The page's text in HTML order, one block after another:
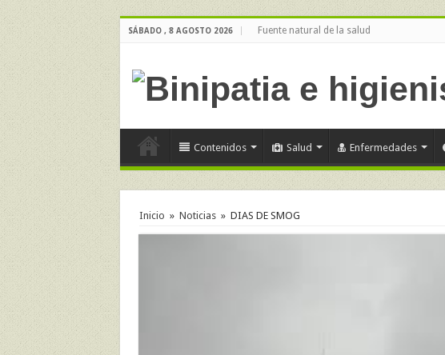
SÁBADO , 8 AGOSTO 2026 Fuente natural de la salud
Contenidos Salud Enfermedades
Inicio » Noticias » DIAS DE SMOG